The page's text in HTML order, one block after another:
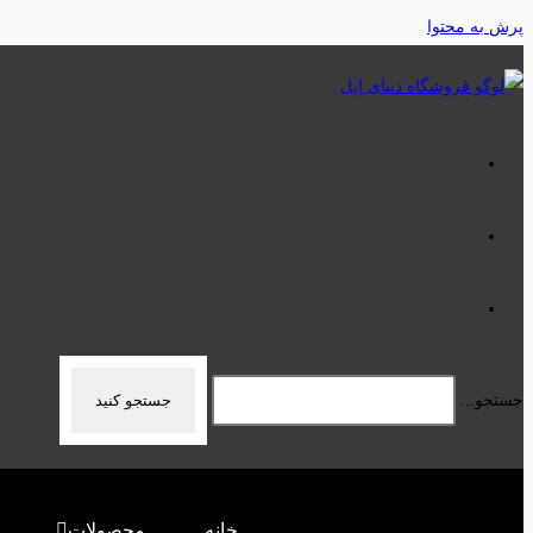
پرش به محتوا
جستجو... جستجو کنید